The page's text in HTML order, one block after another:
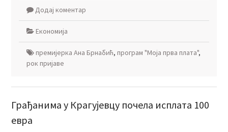
Додај коментар
Економија
премијерка Ана Брнабић, програм "Моја прва плата",
рок пријаве
Грађанима у Крагујевцу почела исплата 100
евра